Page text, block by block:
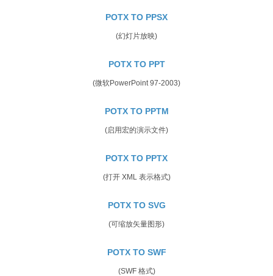
POTX TO PPSX
(幻灯片放映)
POTX TO PPT
(微软PowerPoint 97-2003)
POTX TO PPTM
(启用宏的演示文件)
POTX TO PPTX
(打开 XML 表示格式)
POTX TO SVG
(可缩放矢量图形)
POTX TO SWF
(SWF 格式)